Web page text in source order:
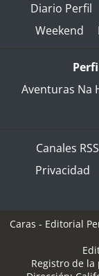
Diario Perfil
Weekend
Aventuras Na
Canales RSS
Privacidad
Caras - Editorial
Registro de